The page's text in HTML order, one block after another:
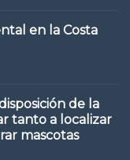
en la Costa
de la
tanto a localizar
mascotas